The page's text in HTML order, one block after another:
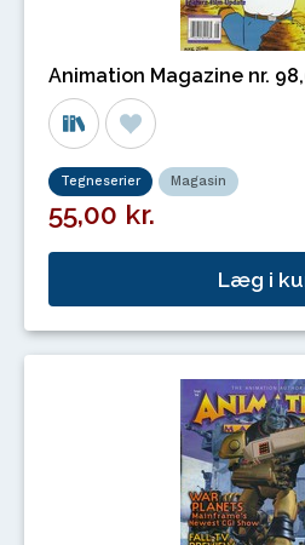
Animation Magazine nr.
Tegneserier Magasin
55,00 kr.
Læg i